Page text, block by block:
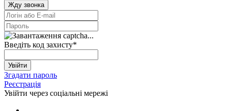
Жду звонка
Введіть код захисту*
Увійти
Згадати пароль
Реєстрація
Увійти через соціальні мережі